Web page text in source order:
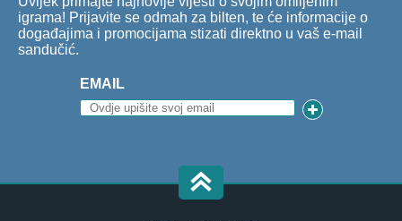
igrama! Prijavite se odmah za bilten, te će informacije o
događajima i promocijama stizati direktno u vaš e-mail
sandučić.
EMAIL